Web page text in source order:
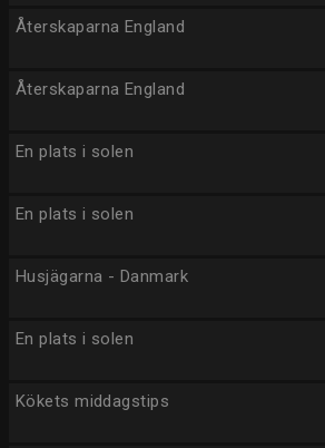
Återskaparna England
Återskaparna England
En plats i solen
En plats i solen
Husjägarna - Danmark
En plats i solen
Kökets middagstips